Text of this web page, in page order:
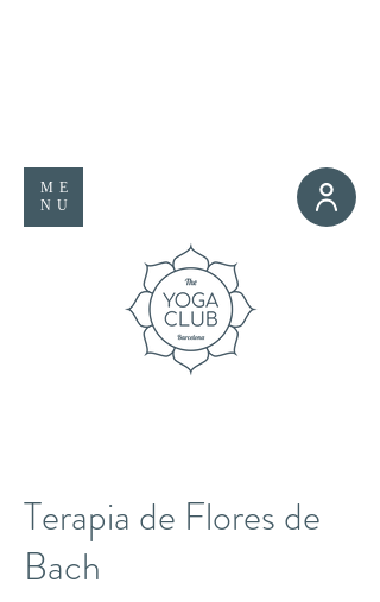
ME
NU
Terapia de Flores de
Bach